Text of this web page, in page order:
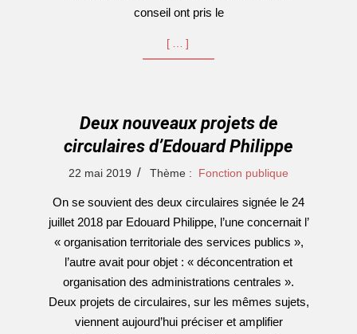
conseil ont pris le
[…]
Deux nouveaux projets de
circulaires d’Edouard Philippe
2019-
22
22 mai 2019 Thème : Fonction publique
On se souvient des deux circulaires signée le 24
juillet 2018 par Edouard Philippe, l’une concernait l’
« organisation territoriale des services publics »,
l’autre avait pour objet : « déconcentration et
organisation des administrations centrales ».
Deux projets de circulaires, sur les mêmes sujets,
viennent aujourd’hui préciser et amplifier